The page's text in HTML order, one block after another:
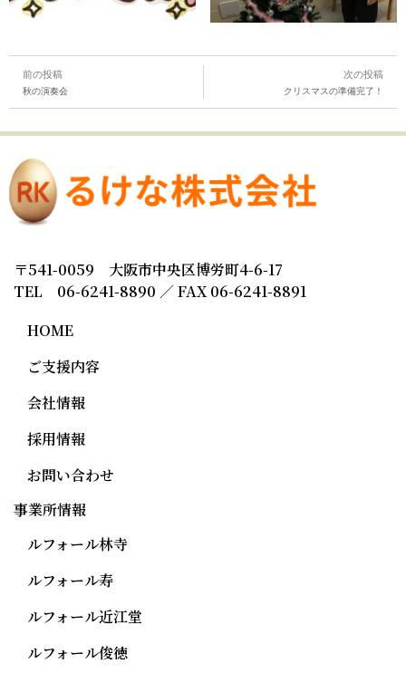
前の投稿
秋の演奏会
次の投稿
クリスマスの準備完了！
〒541-0059 大阪市中央区博労町4-6-17
TEL 06-6241-8890 ／ FAX 06-6241-8891
HOME
ご支援内容
会社情報
採用情報
お問い合わせ
事業所情報
ルフォール林寺
ルフォール寿
ルフォール近江堂
ルフォール俊徳